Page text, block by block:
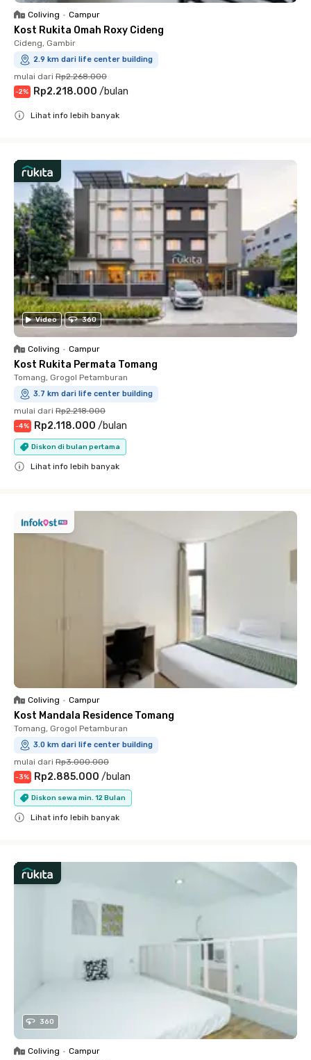
Coliving • Campur
Kost Rukita Omah Roxy Cideng
Cideng, Gambir
2.9 km dari life center building
mulai dari Rp2.268.000
-2% Rp2.218.000 /bulan
Lihat info lebih banyak
Video 360
Coliving • Campur
Kost Rukita Permata Tomang
Tomang, Grogol Petamburan
3.7 km dari life center building
mulai dari Rp2.218.000
-4% Rp2.118.000 /bulan
Diskon di bulan pertama
Lihat info lebih banyak
Coliving • Campur
Kost Mandala Residence Tomang
Tomang, Grogol Petamburan
3.0 km dari life center building
mulai dari Rp3.000.000
-3% Rp2.885.000 /bulan
Diskon sewa min. 12 Bulan
Lihat info lebih banyak
360
Coliving • Campur